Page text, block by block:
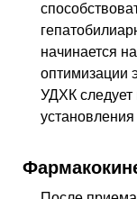
начинается
оптимизации
УДХК следует
установления